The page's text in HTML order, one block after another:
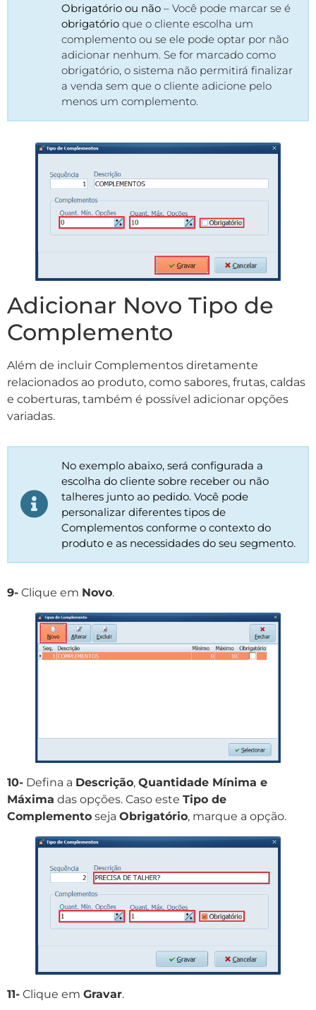
Obrigatório ou não – Você pode marcar se é
obrigatório que o cliente escolha um
complemento ou se ele pode optar por não
adicionar nenhum. Se for marcado como
obrigatório, o sistema não permitirá finalizar
a venda sem que o cliente adicione pelo
menos um complemento.
Adicionar Novo Tipo de
Complemento
Além de incluir Complementos diretamente
relacionados ao produto, como sabores, frutas, caldas
e coberturas, também é possível adicionar opções
variadas.
No exemplo abaixo, será configurada a
escolha do cliente sobre receber ou não
talheres junto ao pedido. Você pode
personalizar diferentes tipos de
Complementos conforme o contexto do
produto e as necessidades do seu segmento.
9- Clique em Novo.
10- Defina a Descrição, Quantidade Mínima e
Máxima das opções. Caso este Tipo de
Complemento seja Obrigatório, marque a opção.
11- Clique em Gravar.